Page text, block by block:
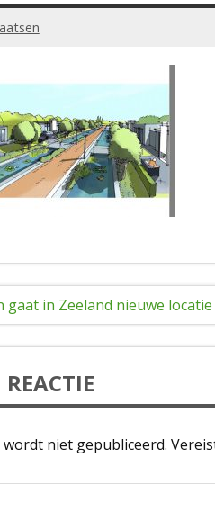
gaat in Zeeland nieuwe
REACTIE
wordt niet gepubliceerd.